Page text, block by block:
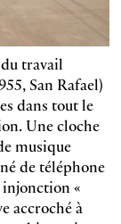
travail
San Rafael)
dans tout le
Une cloche
musique
de téléphone
«
accroché à